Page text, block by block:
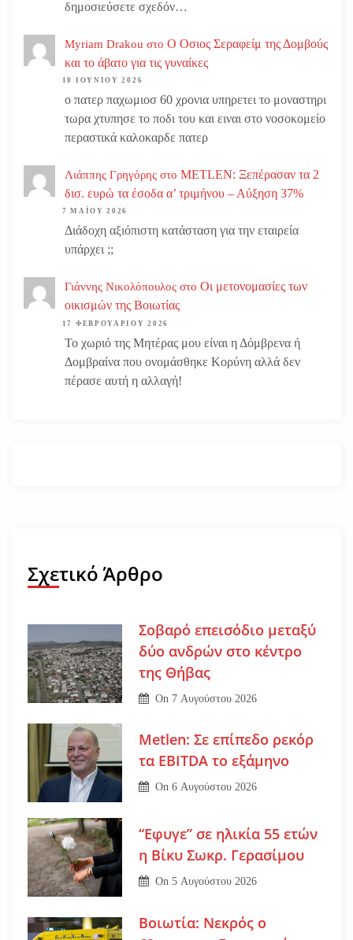
δημοσιεύσετε σχεδόν…
Myriam Drakou στο Ο Οσιος Σεραφείμ της Δομβούς
και το άβατο για τις γυναίκες
10 ΙΟΥΝΊΟΥ 2026
ο πατερ παχωμιοσ 60 χρονια υπηρετει το μοναστηρι
τωρα χτυπησε το ποδι του και ειναι στο νοσοκομείο
περαστικά καλοκαρδε πατερ
Λιάππης Γρηγόρης στο METLEN: Ξεπέρασαν τα 2
δισ. ευρώ τα έσοδα α’ τριμήνου – Αύξηση 37%
7 ΜΑΪ́ΟΥ 2026
Διάδοχη αξιόπιστη κατάσταση για την εταιρεία
υπάρχει ;;
Γιάννης Νικολόπουλος στο Οι μετονομασίες των
οικισμών της Βοιωτίας
17 ΦΕΒΡΟΥΑΡΊΟΥ 2026
Το χωριό της Μητέρας μου είναι η Δόμβρενα ή
Δομβραίνα που ονομάσθηκε Κορύνη αλλά δεν
πέρασε αυτή η αλλαγή!
Σχετικό Άρθρο
Σοβαρό επεισόδιο μεταξύ
δύο ανδρών στο κέντρο
της Θήβας
On 7 Αυγούστου 2026
Metlen: Σε επίπεδο ρεκόρ
τα EBITDA το εξάμηνο
On6 Αυγούστου 2026
“Εφυγε” σε ηλικία 55 ετών
η Βίκυ Σωκρ. Γερασίμου
On5 Αυγούστου 2026
Βοιωτία: Νεκρός ο